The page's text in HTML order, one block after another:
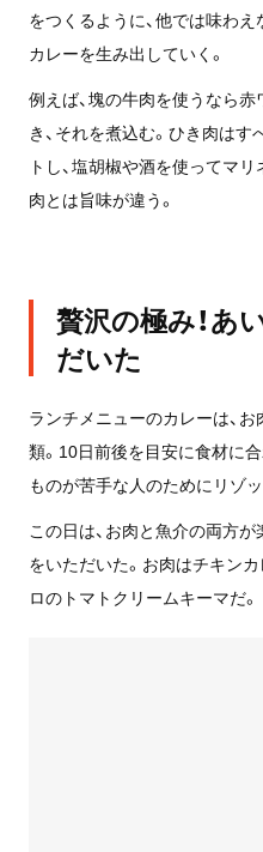
をつくるように、他では味わ
カレーを生み出していく。
例えば、塊の牛肉を使うなら
き、それを煮込む。ひき肉は
トし、塩胡椒や酒を使ってマ
肉とは旨味が違う。
贅沢の極み！あ
だいた
ランチメニューのカレーは、
類。10日前後を目安に食材に
ものが苦手な人のためにリゾ
この日は、お肉と魚介の両方
をいただいた。お肉はチキン
ロのトマトクリームキーマだ。